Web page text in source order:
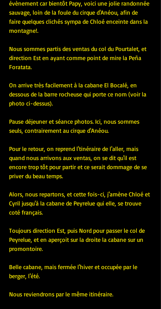
évènement car bientôt Papy, voici une jolie randonnée
sauvage, loin de la foule du cirque d'Anéou, afin de
faire quelques clichés sympa de Chloé enceinte dans la
montagne!.
Nous sommes partis des ventas du col du Pourtalet, et
direction Est en ayant comme point de mire la Peña
Foratata.
On arrive très facilement à la cabane El Bocalé, en
dessous de la barre rocheuse qui porte ce nom (voir la
photo ci-dessus).
Pause déjeuner et séance photos. Ici, nous sommes
seuls, contrairement au cirque d'Anéou.
Pour le retour, on reprend l'tinéraire de l'aller, mais
quand nous arrivons aux ventas, on se dit qu'il est
encore trop tôt pour partir et ce serait dommage de se
priver du beau temps.
Alors, nous repartons, et cette fois-ci, j'amène Chloé et
Cyril jusqu'à la cabane de Peyrelue qui elle, se trouve
coté français.
Toujours direction Est, puis Nord pour passer le col de
Peyrelue, et en aperçoit sur la droite la cabane sur un
promontoire.
Belle cabane, mais fermée l'hiver et occupée par le
berger, l'été.
Nous reviendrons par le même itinéraire.